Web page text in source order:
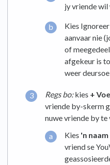
jy vriende wil
Kies
aanvaar nie
of
afgekeur is
weer
Regs bo:kies +
vriende by-skerm
nuwe vriende by te
Kies 'n
vriend se